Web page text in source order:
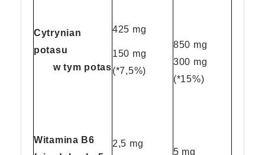
Cytrynian
potasu
w tym potas
Witamina B6
425 mg
150 mg
(*7,5%)
2,5 mg
850 mg
300 mg
(*15%)
5 mg